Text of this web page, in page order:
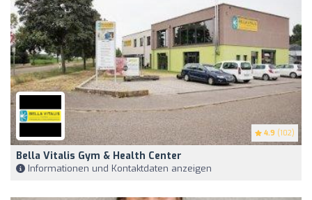
4.9 (102)
Bella Vitalis Gym & Health Center
Informationen und Kontaktdaten anzeigen